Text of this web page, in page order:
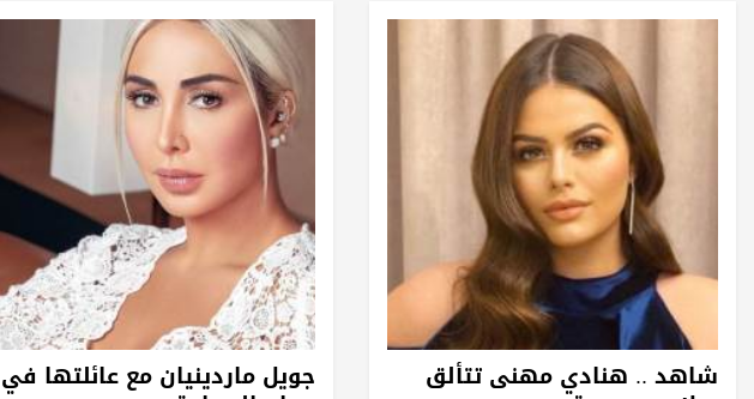
شاهد .. هنادي مهنى تتألق جويل ماردينيان مع عائلتها في